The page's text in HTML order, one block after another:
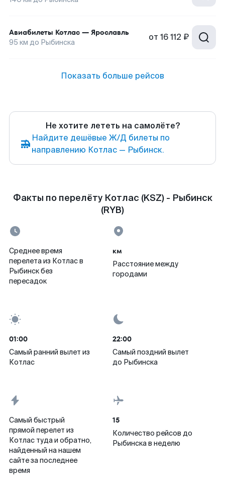
Авиабилеты Котлас — Ярославль
95 км до Рыбинска от 16 112 ₽
Показать больше рейсов
Не хотите лететь на самолёте?
Найдите дешёвые Ж/Д билеты по
направлению Котлас — Рыбинск.
Факты по перелёту Котлас (KSZ) - Рыбинск
(RYB)
Среднее время
перелета из Котлас в
Рыбинск без
пересадок
км
Расстояние между
городами
01:00
Самый ранний вылет из
Котлас
22:00
Самый поздний вылет
до Рыбинска
Самый быстрый
прямой перелет из
Котлас туда и обратно,
найденный на нашем
сайте за последнее
время
15
Количество рейсов до
Рыбинска в неделю